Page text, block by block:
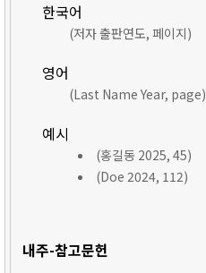
한국어
(저자 출판연도, 페이지)
영어
(Last Name Year, page)
예시
(홍길동 2025, 45)
(Doe 2024, 112)
내주-참고문헌